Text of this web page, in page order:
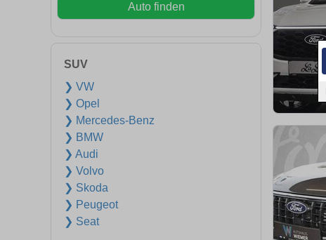
Auto finden
SUV
❯ VW
❯ Opel
❯ Mercedes-Benz
❯ BMW
❯ Audi
❯ Volvo
❯ Skoda
❯ Peugeot
❯ Seat